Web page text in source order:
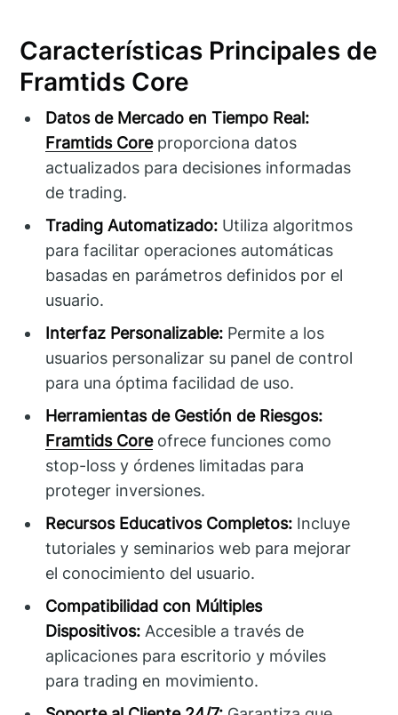
Características Principales de
Framtids Core
Datos de Mercado en Tiempo Real:
Framtids Coreproporciona datos
actualizados para decisiones informadas
de trading.
Trading Automatizado: Utiliza algoritmos
para facilitar operaciones automáticas
basadas en parámetros definidos por el
usuario.
Interfaz Personalizable: Permite a los
usuarios personalizar su panel de control
para una óptima facilidad de uso.
Herramientas de Gestión de Riesgos:
Framtids Coreofrece funciones como
stop-loss y órdenes limitadas para
proteger inversiones.
Recursos Educativos Completos: Incluye
tutoriales y seminarios web para mejorar
el conocimiento del usuario.
Compatibilidad con Múltiples
Dispositivos: Accesible a través de
aplicaciones para escritorio y móviles
para trading en movimiento.